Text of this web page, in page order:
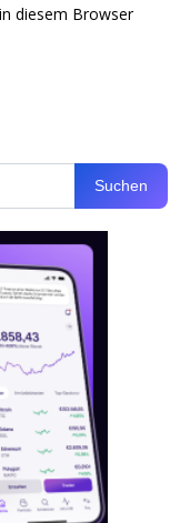
diesem Browser
Suchen